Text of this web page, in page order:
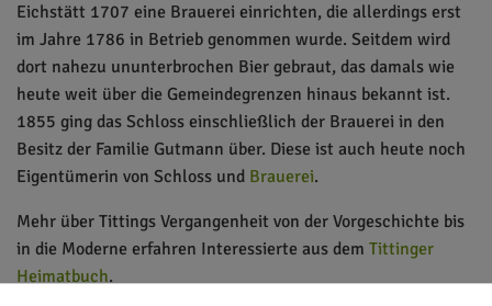
Eichstätt 1707 eine Brauerei einrichten, die allerdings erst
im Jahre 1786 in Betrieb genommen wurde. Seitdem wird
dort nahezu ununterbrochen Bier gebraut, das damals wie
heute weit über die Gemeindegrenzen hinaus bekannt ist.
1855 ging das Schloss einschließlich der Brauerei in den
Besitz der Familie Gutmann über. Diese ist auch heute noch
Eigentümerin von Schloss und Brauerei.
Mehr über Tittings Vergangenheit von der Vorgeschichte bis
in die Moderne erfahren Interessierte aus dem Tittinger
Heimatbuch.